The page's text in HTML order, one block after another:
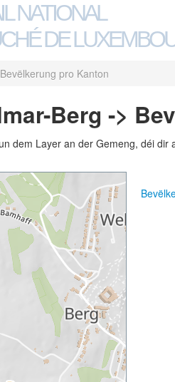
NATIONAL
DE
Bevëlkerung pro Kanton
Berg ->
dem Layer an der Gemeng, déi